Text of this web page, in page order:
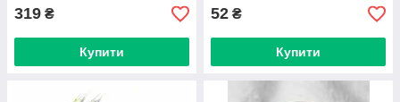
319 ₴
Купити
52 ₴
Купити